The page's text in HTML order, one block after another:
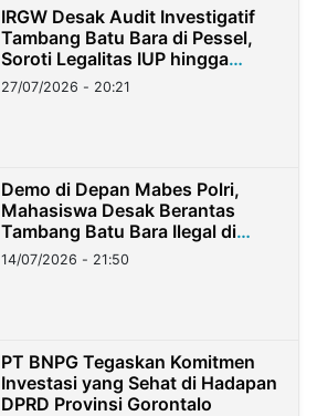
IRGW Desak Audit Investigatif
Tambang Batu Bara di Pessel,
Soroti Legalitas IUP hingga
Stockpile
27/07/2026 - 20:21
Demo di Depan Mabes Polri,
Mahasiswa Desak Berantas
Tambang Batu Bara Ilegal di
Lampung
14/07/2026 - 21:50
PT BNPG Tegaskan Komitmen
Investasi yang Sehat di Hadapan
DPRD Provinsi Gorontalo